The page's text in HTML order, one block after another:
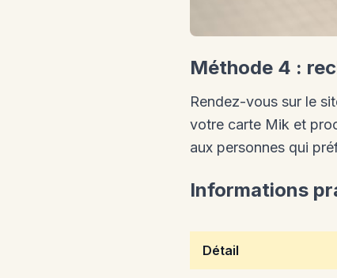
Méthode 4 :
Rendez-vous sur le
votre carte Mik et
aux personnes qui
Informations
Détail